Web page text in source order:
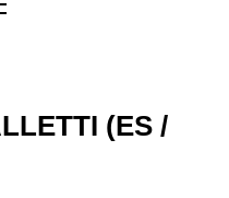
(ES /